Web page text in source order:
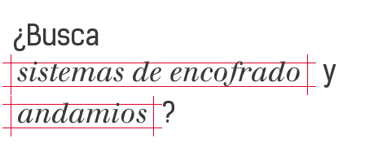
¿Busca
sistemas de encofrado
y
andamios ?